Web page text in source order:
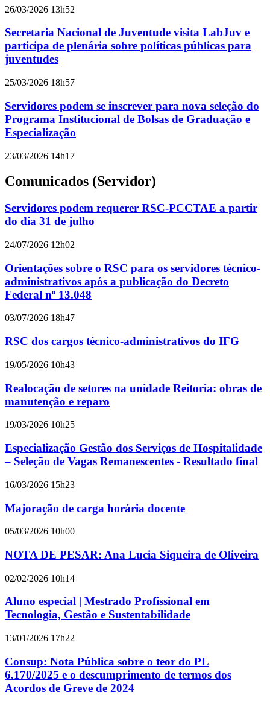
26/03/2026 13h52
Secretaria Nacional de Juventude visita LabJuv e
participa de plenária sobre políticas públicas para
juventudes
25/03/2026 18h57
Servidores podem se inscrever para nova seleção do
Programa Institucional de Bolsas de Graduação e
Especialização
23/03/2026 14h17
Comunicados (Servidor)
Servidores podem requerer RSC-PCCTAE a partir
do dia 31 de julho
24/07/2026 12h02
Orientações sobre o RSC para os servidores técnico-
administrativos após a publicação do Decreto
Federal nº 13.048
03/07/2026 18h47
RSC dos cargos técnico-administrativos do IFG
19/05/2026 10h43
Realocação de setores na unidade Reitoria: obras de
manutenção e reparo
19/03/2026 10h25
Especialização Gestão dos Serviços de Hospitalidade
– Seleção de Vagas Remanescentes - Resultado final
16/03/2026 15h23
Majoração de carga horária docente
05/03/2026 10h00
NOTA DE PESAR: Ana Lucia Siqueira de Oliveira
02/02/2026 10h14
Aluno especial | Mestrado Profissional em
Tecnologia, Gestão e Sustentabilidade
13/01/2026 17h22
Consup: Nota Pública sobre o teor do PL
6.170/2025 e o descumprimento de termos dos
Acordos de Greve de 2024